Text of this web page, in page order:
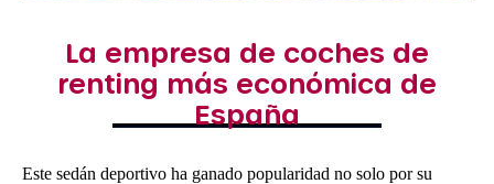
La empresa de coches de
renting más económica de
España
Este sedán deportivo ha ganado popularidad no solo por su